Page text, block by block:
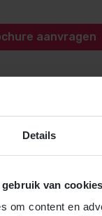
Details
van cookies
om content en
aanvragen